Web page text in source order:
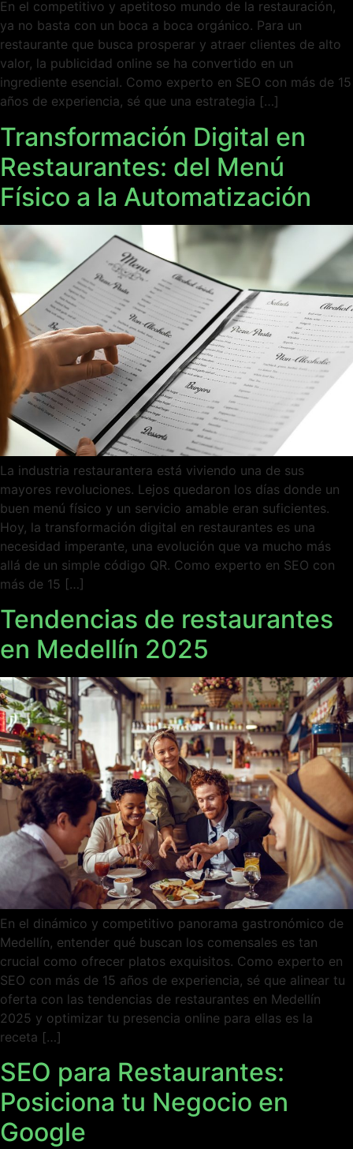
En el competitivo y apetitoso mundo de la restauración,
ya no basta con un boca a boca orgánico. Para un
restaurante que busca prosperar y atraer clientes de alto
valor, la publicidad online se ha convertido en un
ingrediente esencial. Como experto en SEO con más de 15
años de experiencia, sé que una estrategia […]
Transformación Digital en
Restaurantes: del Menú
Físico a la Automatización
La industria restaurantera está viviendo una de sus
mayores revoluciones. Lejos quedaron los días donde un
buen menú físico y un servicio amable eran suficientes.
Hoy, la transformación digital en restaurantes es una
necesidad imperante, una evolución que va mucho más
allá de un simple código QR. Como experto en SEO con
más de 15 […]
Tendencias de restaurantes
en Medellín 2025
En el dinámico y competitivo panorama gastronómico de
Medellín, entender qué buscan los comensales es tan
crucial como ofrecer platos exquisitos. Como experto en
SEO con más de 15 años de experiencia, sé que alinear tu
oferta con las tendencias de restaurantes en Medellín
2025 y optimizar tu presencia online para ellas es la
receta […]
SEO para Restaurantes:
Posiciona tu Negocio en
Google